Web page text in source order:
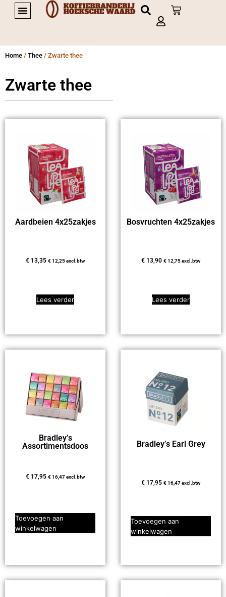
Home / Thee / Zwarte thee
Zwarte thee
Aardbeien 4x25zakjes
€ 13,35 €12,25excl.btw
Lees verder
Bosvruchten 4x25zakjes
€ 13,90 €12,75excl.btw
Lees verder
Bradley’s
Assortimentsdoos
€ 17,95 €16,47excl.btw
Toevoegen aan
winkelwagen
Bradley’s Earl Grey
€ 17,95 €16,47excl.btw
Toevoegen aan
winkelwagen